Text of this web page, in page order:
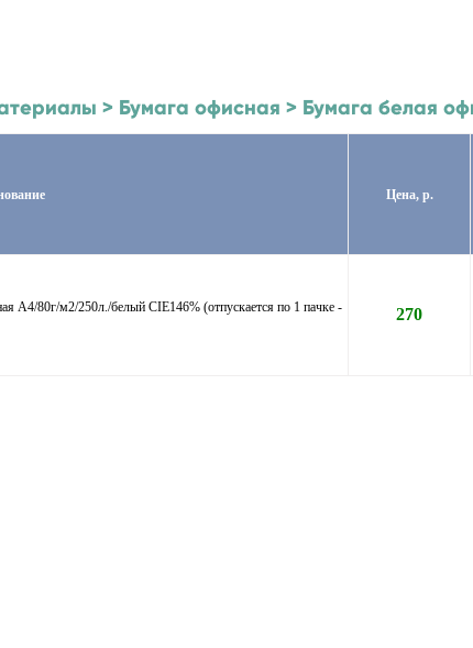
> Бумага офисная > Бумага белая
Цена, р.
A4/80г/м2/250л./белый CIE146% (отпускается по 1 пачке -
270